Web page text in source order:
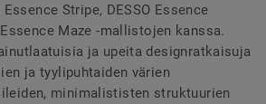
Stripe, DESSO Essence
Maze -mallistojen kanssa.
ja upeita designratkaisuja
ja tyylipuhtaiden värien
minimalististen struktuurien